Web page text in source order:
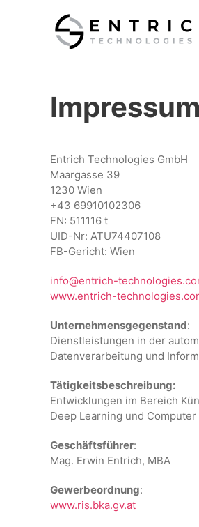
Skip to main content
Impressum
Entrich Technologies GmbH
Maargasse 39
1230 Wien
+43 69910102306
FN: 511116 t
UID-Nr: ATU74407108
FB-Gericht: Wien
info@entrich-
www.entrich-
Unternehmensgegenstand:
Dienstleistungen in der
Datenverarbeitung und
Tätigkeitsbeschreibung:
Entwicklungen im Bereich
Deep Learning und Computer
Geschäftsführer:
Mag. Erwin Entrich, MBA
Gewerbeordnung:
www.ris.bka.gv.at